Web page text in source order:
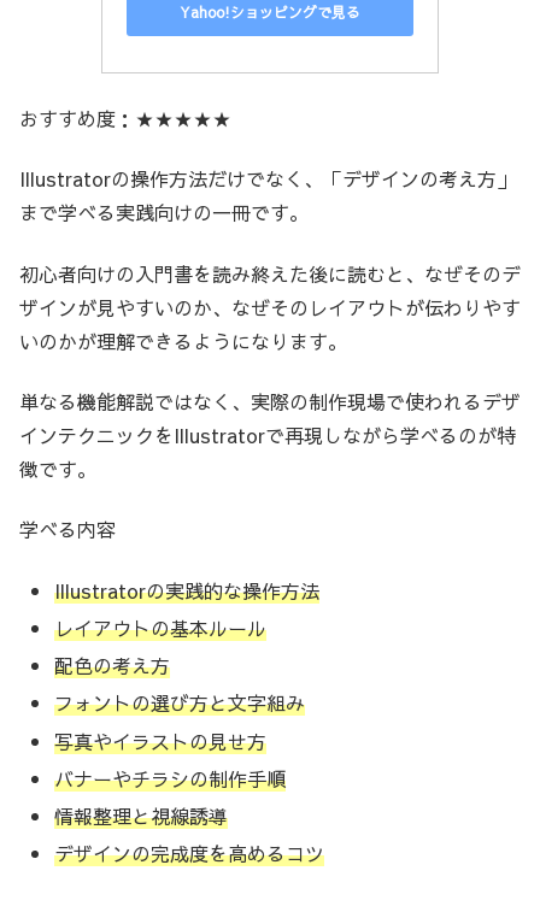
Yahoo!ショッピングで見る
おすすめ度：★★★★★
Illustratorの操作方法だけでなく、「デザインの考え方」
まで学べる実践向けの一冊です。
初心者向けの入門書を読み終えた後に読むと、なぜそのデ
ザインが見やすいのか、なぜそのレイアウトが伝わりやす
いのかが理解できるようになります。
単なる機能解説ではなく、実際の制作現場で使われるデザ
インテクニックをIllustratorで再現しながら学べるのが特
徴です。
学べる内容
Illustratorの実践的な操作方法
レイアウトの基本ルール
配色の考え方
フォントの選び方と文字組み
写真やイラストの見せ方
バナーやチラシの制作手順
情報整理と視線誘導
デザインの完成度を高めるコツ